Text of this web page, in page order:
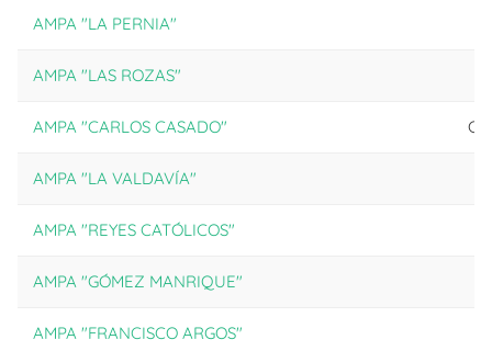
AMPA "LA PERNIA"
AMPA "LAS ROZAS"
AMPA "CARLOS CASADO"
AMPA "LA VALDAVÍA"
AMPA "REYES CATÓLICOS"
AMPA "GÓMEZ MANRIQUE"
AMPA "FRANCISCO ARGOS"